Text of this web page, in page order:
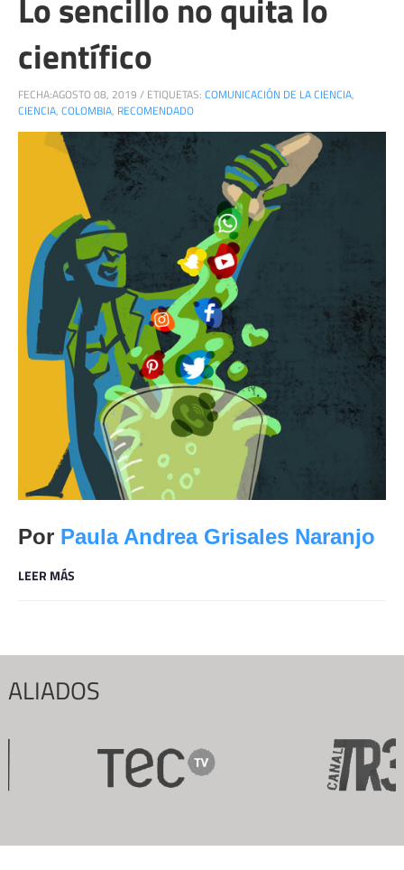
científico
FECHA:AGOSTO 08, 2019 / ETIQUETAS: COMUNICACIÓN DE LA CIENCIA,
CIENCIA, COLOMBIA, RECOMENDADO
Por Paula Andrea Grisales Naranjo
LEER MÁS
ALIADOS